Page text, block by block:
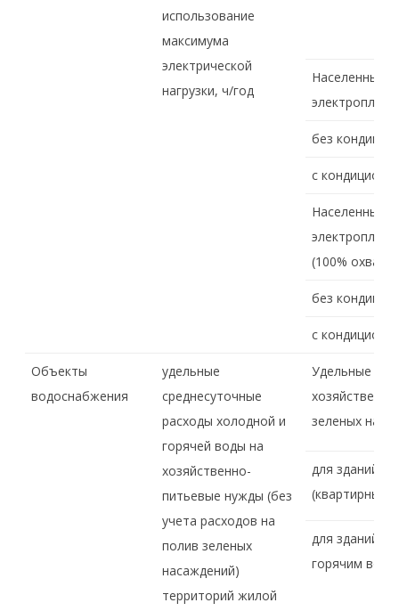
использование
максимума
электрической
нагрузки, ч/год
Населенные
без
с
Населенные
(100% охвата)
без
с
Объекты
водоснабжения
удельные
среднесуточные
расходы холодной и
горячей воды на
хозяйственно-
питьевые нужды (без
учета расходов на
полив зеленых
насаждений)
территорий жилой
Удельные
зеленых
для зданий с
для зданий с
горячим